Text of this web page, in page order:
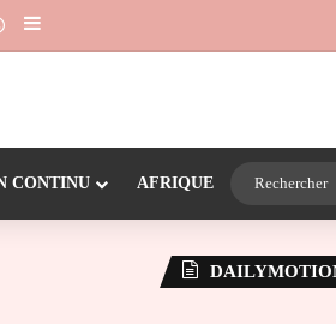
Suivre la chaîne 24heureinfo sur WhatsApp
Sidebar (barre latérale)
CONTINU AFRIQUE